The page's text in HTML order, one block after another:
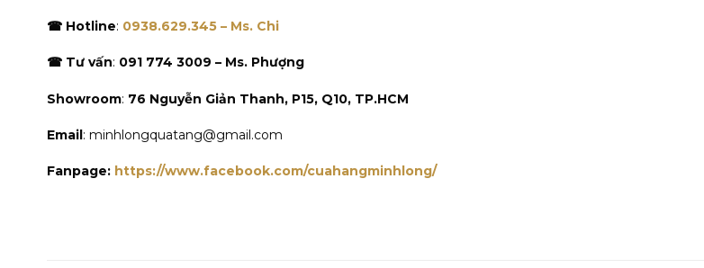
☎ Hotline: 0938.629.345 – Ms. Chi
☎ Tư vấn: 091 774 3009 – Ms. Phượng
Showroom: 76 Nguyễn Giản Thanh, P15, Q10, TP.HCM
Email: minhlongquatang@gmail.com
Fanpage: https://www.facebook.com/cuahangminhlong/